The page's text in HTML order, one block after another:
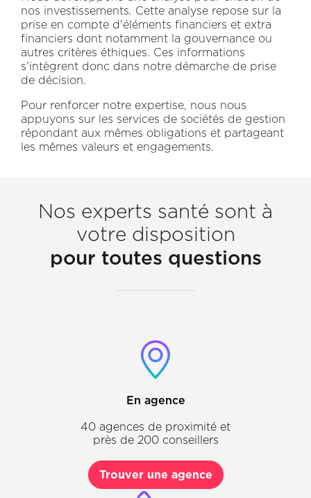
nos investissements. Cette analyse repose sur la
prise en compte d'éléments financiers et extra
financiers dont notamment la gouvernance ou
autres critères éthiques. Ces informations
s’intègrent donc dans notre démarche de prise
de décision.
Pour renforcer notre expertise, nous nous
appuyons sur les services de sociétés de gestion
répondant aux mêmes obligations et partageant
les mêmes valeurs et engagements.
Nos experts santé sont à
votre disposition
pour toutes questions
En agence
40 agences de proximité et
près de 200 conseillers
Trouver une agence